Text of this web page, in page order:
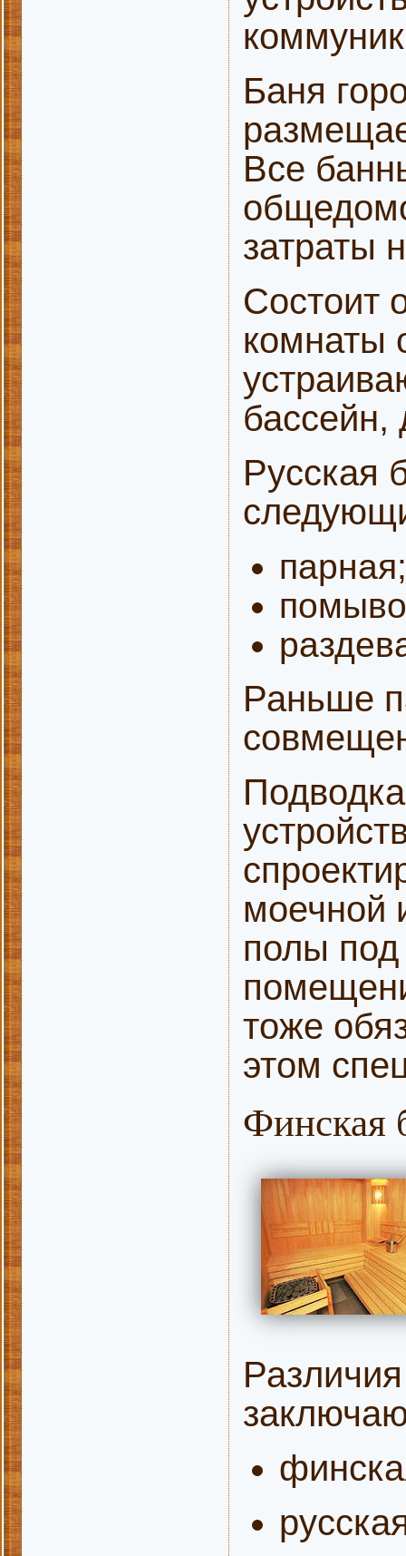
Баня
Все
затраты
Состоит
комнаты
бассейн,
Русская
парная;
Раньше
моечной
полы
тоже
этом
Финская